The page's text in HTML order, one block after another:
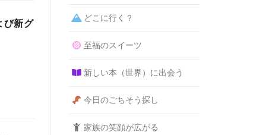
び新グ
どこに行く？
至福のスイーツ
新しい本（世界）に出会う
今日のごちそう探し
家族の笑顔が広がる